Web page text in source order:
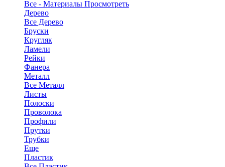
Все - Материалы Просмотреть
Дерево
Все Дерево
Бруски
Кругляк
Ламели
Рейки
Фанера
Металл
Все Металл
Листы
Полоски
Проволока
Профили
Прутки
Трубки
Еще
Пластик